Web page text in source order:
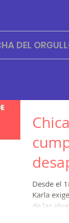
DEL
Desde el
Karla exigen a las
de las